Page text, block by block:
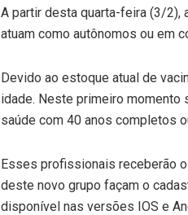
A partir desta quarta-feira (3/2),
atuam como autônomos ou em
Devido ao estoque atual de
idade. Neste primeiro
saúde com 40 anos completos
Esses profissionais receberão
deste novo grupo façam o
disponível nas versões IOS e